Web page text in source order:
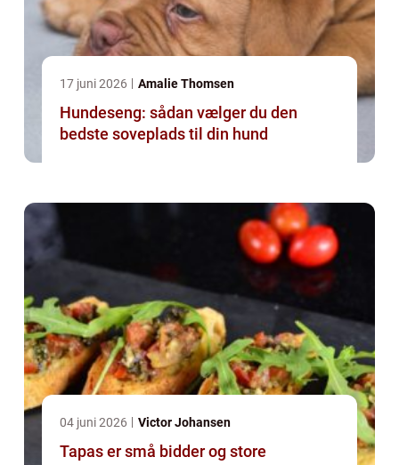
17 juni 2026 Amalie Thomsen
Hundeseng: sådan vælger du den
bedste soveplads til din hund
04 juni 2026 Victor Johansen
Tapas er små bidder og store